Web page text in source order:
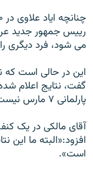
رييس جمهور جديد
می شود، فرد ديگری
اين در حالی است که
گفت، نتايج اعلام
پارلمانی ۷ مارس نيست.
آقای مالکی در يک
افزود:«البته ما اين
است».